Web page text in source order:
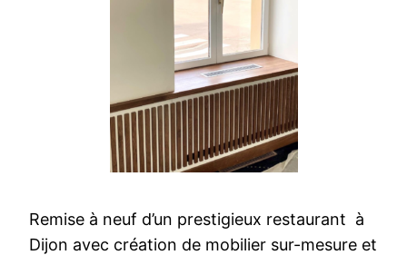
Remise à neuf d’un prestigieux restaurant à
Dijon avec création de mobilier sur-mesure et